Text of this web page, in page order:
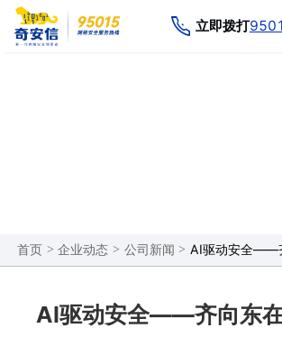
立即拨打
首页 > 企业动态 > 公司新闻 >
AI驱动安全——齐向东